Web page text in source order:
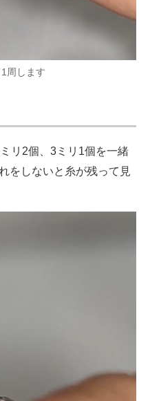
周します
リ2個、3ミリ1個を一緒
をしないと糸が残って見